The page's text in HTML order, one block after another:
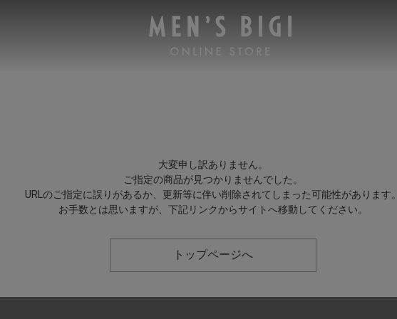
大変申し訳ありません。
ご指定の商品が見つかりませんでした。
URLのご指定に誤りがあるか、更新等に伴い削除されてしまった可能性があります。
お手数とは思いますが、下記リンクからサイトへ移動してください。
トップページへ